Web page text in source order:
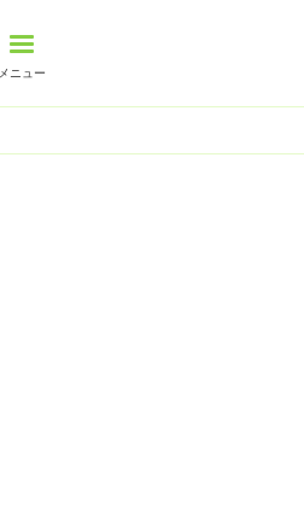
メニュー